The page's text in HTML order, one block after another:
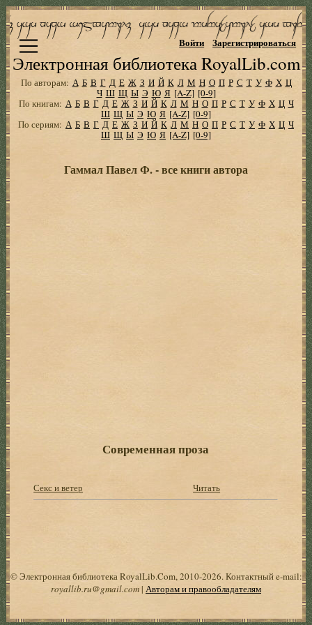
Электронная библиотека RoyalLib.com
Войти Зарегистрироваться
По авторам: А Б В Г Д Е Ж З И Й К Л М Н О П Р С Т У Ф Х Ц
Ч Ш Щ Ы Э Ю Я [A-Z] [0-9]
По книгам: А Б В Г Д Е Ж З И Й К Л М Н О П Р С Т У Ф Х Ц Ч
Ш Щ Ы Э Ю Я [A-Z] [0-9]
По сериям: А Б В Г Д Е Ж З И Й К Л М Н О П Р С Т У Ф Х Ц Ч
Ш Щ Ы Э Ю Я [A-Z] [0-9]
Гаммал Павел Ф. - все книги автора
Современная проза
Секс и ветер Читать
© Электронная библиотека RoyalLib.Com, 2010-2026. Контактный e-mail:
royallib.ru@gmail.com| Авторам и правообладателям